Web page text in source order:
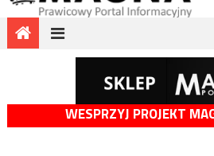
WESPRZYJ PROJEKT